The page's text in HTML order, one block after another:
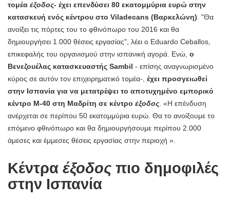
τομέα έξοδος- έχει επενδύσει 80 εκατομμύρια ευρώ στην
κατασκευή ενός κέντρου στο Viladecans (Βαρκελώνη). "Θα
ανοίξει τις πόρτες του το φθινόπωρο του 2016 και θα
δημιουργήσει 1.000 θέσεις εργασίας", λέει ο Eduardo Ceballos,
επικεφαλής του οργανισμού στην ισπανική αγορά. Ενώ, ο
Βενεζουέλας κατασκευαστής Sambil - επίσης αναγνωρισμένο
κύρος σε αυτόν τον επιχειρηματικό τομέα-, έχει προσγειωθεί
στην Ισπανία για να μετατρέψει το αποτυχημένο εμπορικό
κέντρο M-40 στη Μαδρίτη σε κέντρο έξοδος. «Η επένδυση
ανέρχεται σε περίπου 50 εκατομμύρια ευρώ. Θα το ανοίξουμε το
επόμενο φθινόπωρο και θα δημιουργήσουμε περίπου 2.000
άμεσες και έμμεσες θέσεις εργασίας στην περιοχή ».
Κέντρα έξοδος πιο δημοφιλές
στην Ισπανία